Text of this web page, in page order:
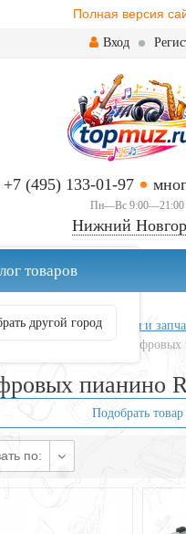
Полная версия
Вход
+7 (495) 133-01-97
Пн—Вс 9:00—21:00
Нижний
ваш город?
другой город
товаров
Аксессуары и
Для
пианино
Подобрать товар
по: